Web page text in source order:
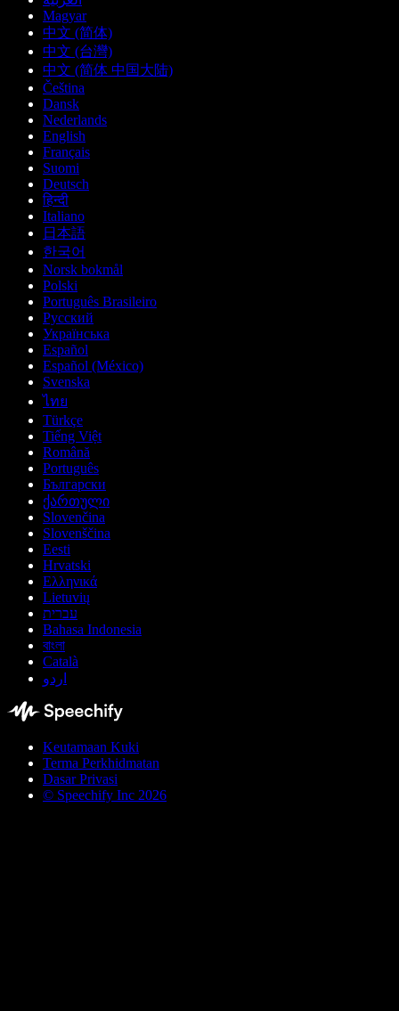
Magyar
中文 (简体)
中文 (台灣)
中文 (简体 中国大陆)
Čeština
Dansk
Nederlands
English
Français
Suomi
Deutsch
हिन्दी
Italiano
日本語
한국어
Norsk bokmål
Polski
Português Brasileiro
Русский
Українська
Español
Español (México)
Svenska
ไทย
Türkçe
Tiếng Việt
Română
Português
Български
ქართული
Slovenčina
Slovenščina
Eesti
Hrvatski
Ελληνικά
Lietuvių
עברית
Bahasa Indonesia
বাংলা
Català
اردو
Keutamaan Kuki
Terma Perkhidmatan
Dasar Privasi
© Speechify Inc 2026